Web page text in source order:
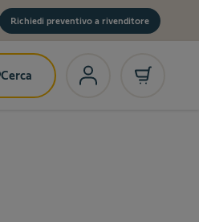
Richiedi preventivo a rivenditore
Cerca